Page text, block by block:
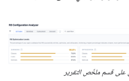
على قسم ملخّص التقرير